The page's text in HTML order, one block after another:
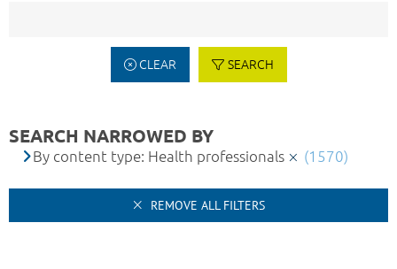
CLEAR SEARCH
SEARCH NARROWED BY
By content type: Health professionals (1570)
REMOVE ALL FILTERS